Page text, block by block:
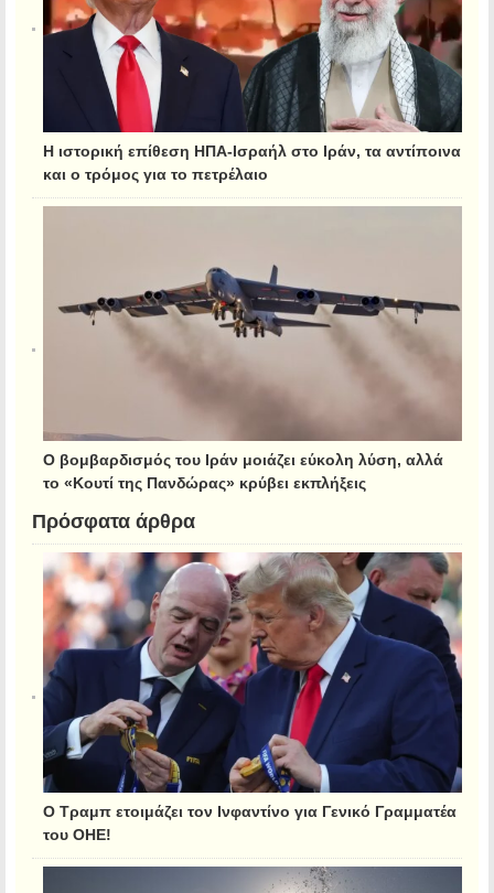
Η ιστορική επίθεση ΗΠΑ-Ισραήλ στο Ιράν, τα αντίποινα
και ο τρόμος για το πετρέλαιο
Ο βομβαρδισμός του Ιράν μοιάζει εύκολη λύση, αλλά
το «Κουτί της Πανδώρας» κρύβει εκπλήξεις
Πρόσφατα άρθρα
Ο Τραμπ ετοιμάζει τον Ινφαντίνο για Γενικό Γραμματέα
του ΟΗΕ!